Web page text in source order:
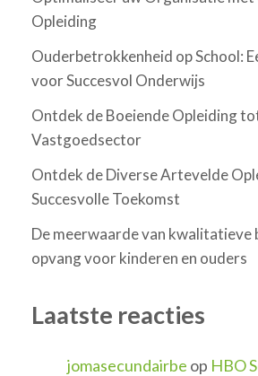
Opleiding
Ouderbetrokkenheid op School:
voor Succesvol Onderwijs
Ontdek de Boeiende Opleiding
Vastgoedsector
Ontdek de Diverse Artevelde
Succesvolle Toekomst
De meerwaarde van kwalitatieve
opvang voor kinderen en ouders
Laatste reacties
jomasecundairbe op HBO